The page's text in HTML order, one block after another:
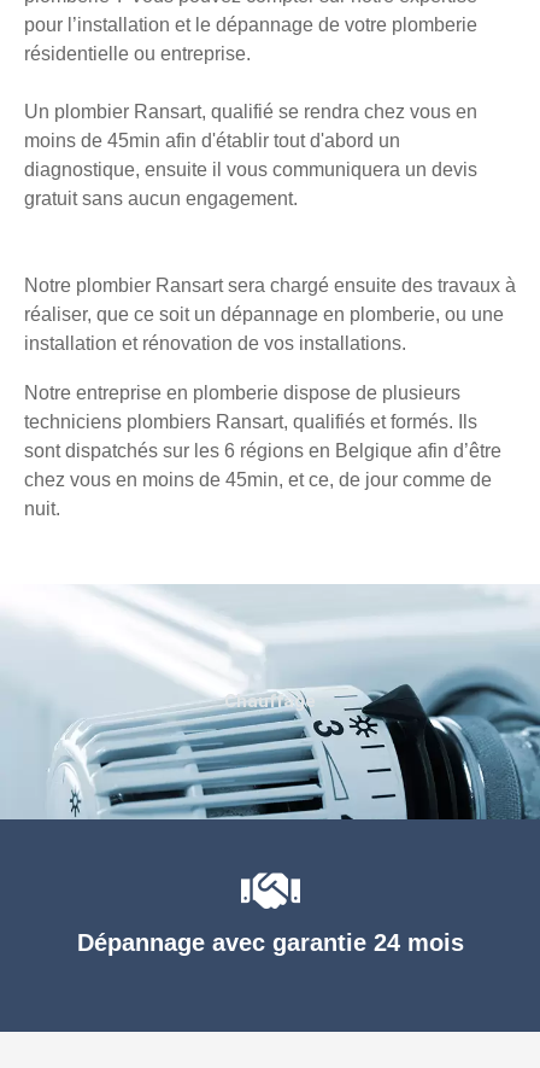
pour l’installation et le dépannage de votre plomberie
résidentielle ou entreprise.
Un plombier Ransart, qualifié se rendra chez vous en
moins de 45min afin d'établir tout d'abord un
diagnostique, ensuite il vous communiquera un devis
gratuit sans aucun engagement.
Notre plombier Ransart sera chargé ensuite des travaux à
réaliser, que ce soit un dépannage en plomberie, ou une
installation et rénovation de vos installations.
Notre entreprise en plomberie dispose de plusieurs
techniciens plombiers Ransart, qualifiés et formés. Ils
sont dispatchés sur les 6 régions en Belgique afin d’être
chez vous en moins de 45min, et ce, de jour comme de
nuit.
Dépannage avec garantie 24 mois
Chauffage